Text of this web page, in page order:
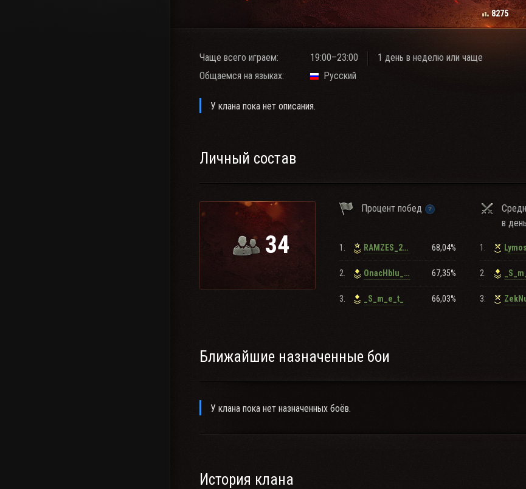
8275
Чаще всего играем: 19:00–23:00
1 день в неделю или чаще
Общаемся на языках:
Русский
У клана пока нет описания.
Личный состав
34
Процент побед
в день
1. RAMZES_22rus 68,04%
2. OnacHbIu_pak_ 67,35%
3. _S_m_e_t_ 66,03%
1.
2.
3.
Ближайшие назначенные бои
У клана пока нет назначенных боёв.
История клана